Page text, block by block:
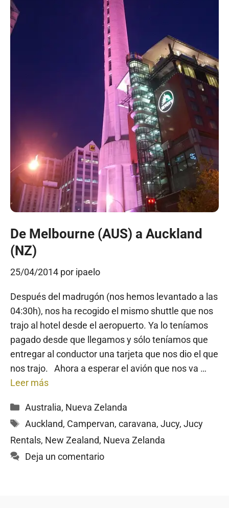
De Melbourne (AUS) a Auckland
(NZ)
25/04/2014 por ipaelo
Después del madrugón (nos hemos levantado a las
04:30h), nos ha recogido el mismo shuttle que nos
trajo al hotel desde el aeropuerto. Ya lo teníamos
pagado desde que llegamos y sólo teníamos que
entregar al conductor una tarjeta que nos dio el que
nos trajo. Ahora a esperar el avión que nos va …
Leer más
Categorías
Australia, Nueva Zelanda
Etiquetas
Auckland, Campervan, caravana, Jucy, Jucy
Rentals, New Zealand, Nueva Zelanda
Deja un comentario